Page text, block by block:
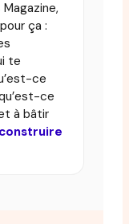
ça :
te
ce
ce
à bâtir